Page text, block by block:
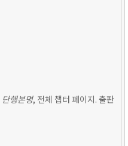
단행본명, 전체 챕터 페이지. 출판